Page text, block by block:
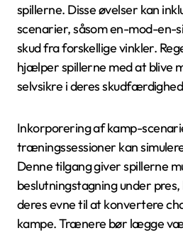
spillerne. Disse øvelser kan
scenarier, såsom en-mod-en-
skud fra forskellige vinkler.
hjælper spillerne med at blive
selvsikre i deres
Inkorporering af kamp-
træningssessioner kan
Denne tilgang giver spillerne
beslutningstagning under
deres evne til at konvertere
kampe. Trænere bør lægge